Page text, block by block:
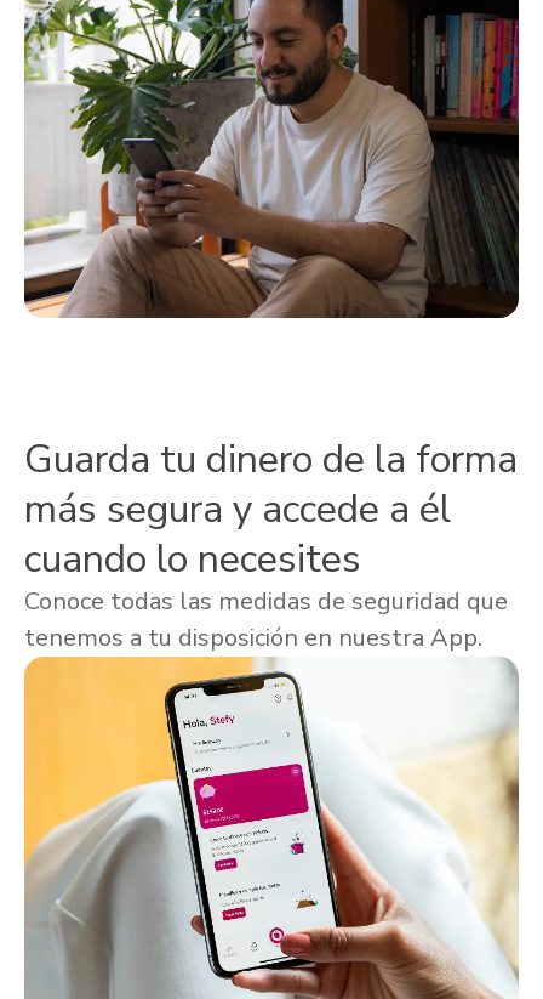
Guarda tu dinero de la forma
más segura y accede a él
cuando lo necesites
Conoce todas las medidas de seguridad que
tenemos a tu disposición en nuestra App.